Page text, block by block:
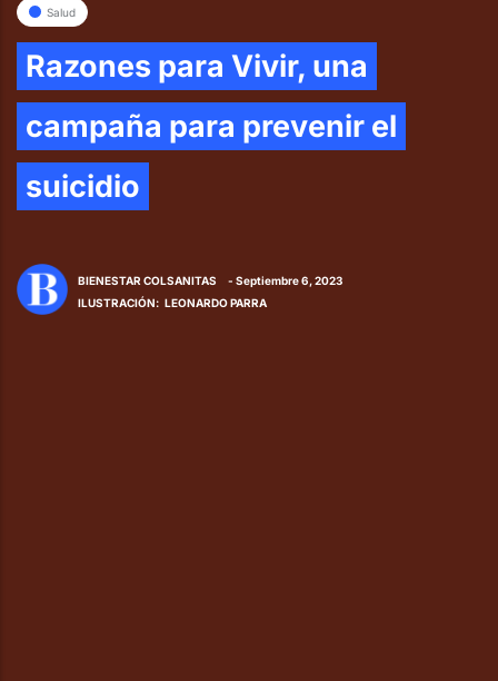
Salud
Razones para Vivir, una
campaña para prevenir el
suicidio
BIENESTAR COLSANITAS
- Septiembre 6, 2023
ILUSTRACIÓN: LEONARDO PARRA